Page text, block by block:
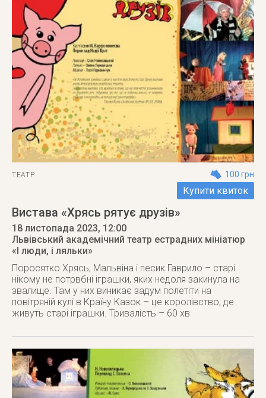
ТЕАТР 100 грн
Купити квиток
Вистава «Хрясь рятує друзів»
18 листопада 2023, 12:00
Львівський академічний театр естрадних мініатюр
«І люди, і ляльки»
Поросятко Хрясь, Мальвіна і песик Гаврило – старі
нікому не потрвбні іграшки, яких недоля закинула на
звалище. Там у них виникає задум полетіти на
повітряній кулі в Країну Казок – це королівство, де
живуть старі іграшки. Тривалість – 60 хв